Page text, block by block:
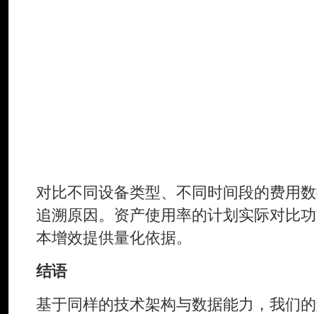
对比不同设备类型、不同时间段的费用
追溯原因。资产使用率的计划实际对比
本增效提供量化依据。
结语
基于同样的技术架构与数据能力，我们